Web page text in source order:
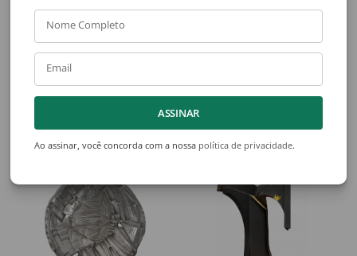
Paulo Rebocho
Sem Título
escultura em cobre
assinado
Sem Título
20 x 30 x 20 cm
Acompanha caixa de madeira.
Nome Completo
Email
ASSINAR
Ao assinar, você concorda com a nossa política de privacidade.